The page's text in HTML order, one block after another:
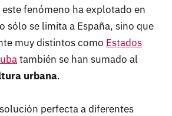
fenómeno ha explotado en
sólo se limita a España, sino que
muy distintos como Estados
también se han sumado al
urbana.
perfecta a diferentes